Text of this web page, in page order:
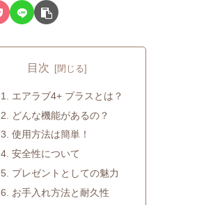
目次
1. エアラブ4+ プラスとは？
2. どんな機能があるの？
3. 使用方法は簡単！
4. 安全性について
5. プレゼントとしての魅力
6. お手入れ方法と耐久性